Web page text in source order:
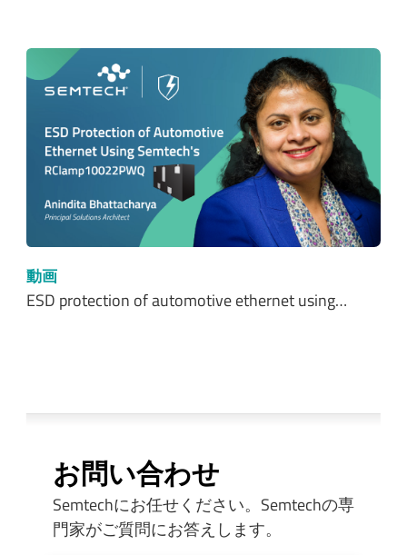
動画
ESD protection of automotive ethernet using…
お問い合わせ
Semtechにお任せください。Semtechの専
門家がご質問にお答えします。